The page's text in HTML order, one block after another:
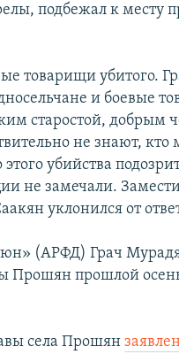
подбежал к месту
товарищи убитого.
и боевые
старостой, добрым
не знают,
убийства
не замечали.
уклонился от
(АРФД) Грач
Прошян прошлой
села Прошян